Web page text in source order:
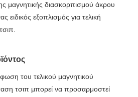
μαγνητικής διασκορπισμού άκρου
ειδικός εξοπλισμός για τελική
του τελικού μαγνητικού
τσιπ μπορεί να προσαρμοστεί